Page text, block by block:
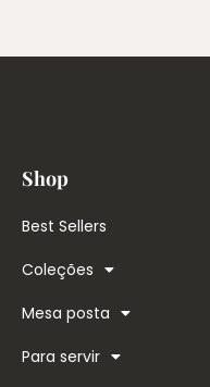
Shop
Best Sellers
Coleções
Mesa posta
Para servir